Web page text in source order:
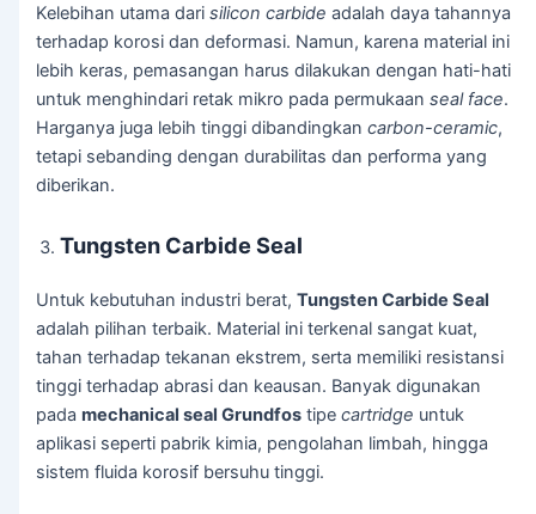
Kelebihan utama darisilicon carbide adalah daya tahannya
terhadap korosi dan deformasi. Namun, karena material ini
lebih keras, pemasangan harus dilakukan dengan hati-hati
untuk menghindari retak mikro pada permukaanseal face.
Harganya juga lebih tinggi dibandingkancarbon-ceramic,
tetapi sebanding dengan durabilitas dan performa yang
diberikan.
Tungsten Carbide Seal
Untuk kebutuhan industri berat,Tungsten Carbide Seal
adalah pilihan terbaik. Material ini terkenal sangat kuat,
tahan terhadap tekanan ekstrem, serta memiliki resistansi
tinggi terhadap abrasi dan keausan. Banyak digunakan
padamechanical seal Grundfos tipecartridge untuk
aplikasi seperti pabrik kimia, pengolahan limbah, hingga
sistem fluida korosif bersuhu tinggi.